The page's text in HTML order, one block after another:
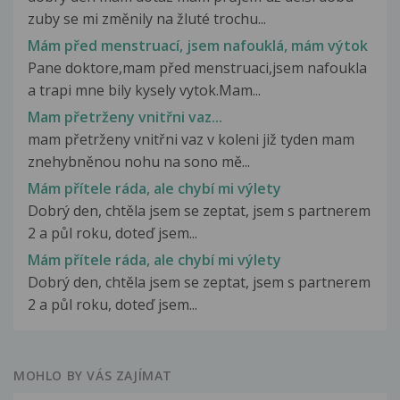
zuby se mi změnily na žluté trochu...
Mám před menstruací, jsem nafouklá, mám výtok
Pane doktore,mam před menstruaci,jsem nafoukla
a trapi mne bily kysely vytok.Mam...
Mam přetrženy vnitřni vaz...
mam přetrženy vnitřni vaz v koleni již tyden mam
znehybněnou nohu na sono mě...
Mám přítele ráda, ale chybí mi výlety
Dobrý den, chtěla jsem se zeptat, jsem s partnerem
2 a půl roku, doteď jsem...
Mám přítele ráda, ale chybí mi výlety
Dobrý den, chtěla jsem se zeptat, jsem s partnerem
2 a půl roku, doteď jsem...
MOHLO BY VÁS ZAJÍMAT